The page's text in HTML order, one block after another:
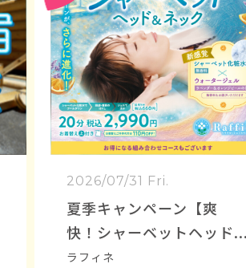
2026/07/31 Fri.
夏季キャンペーン【爽
快！シャーベットヘッド
＆ネック】
ラフィネ